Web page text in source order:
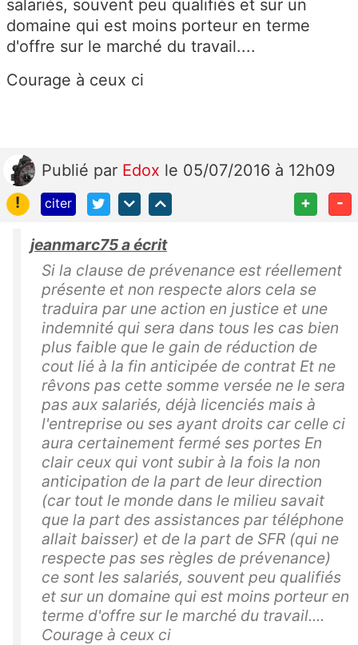
salariés, souvent peu qualifiés et sur un
domaine qui est moins porteur en terme
d'offre sur le marché du travail....
Courage à ceux ci
Publié par Edox le 05/07/2016 à 12h09
!
citer + -
jeanmarc75 a écrit
Si la clause de prévenance est réellement
présente et non respecte alors cela se
traduira par une action en justice et une
indemnité qui sera dans tous les cas bien
plus faible que le gain de réduction de
cout lié à la fin anticipée de contrat Et ne
rêvons pas cette somme versée ne le sera
pas aux salariés, déjà licenciés mais à
l'entreprise ou ses ayant droits car celle ci
aura certainement fermé ses portes En
clair ceux qui vont subir à la fois la non
anticipation de la part de leur direction
(car tout le monde dans le milieu savait
que la part des assistances par téléphone
allait baisser) et de la part de SFR (qui ne
respecte pas ses règles de prévenance)
ce sont les salariés, souvent peu qualifiés
et sur un domaine qui est moins porteur en
terme d'offre sur le marché du travail....
Courage à ceux ci